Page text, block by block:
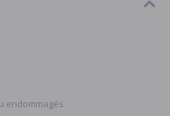
endommagés